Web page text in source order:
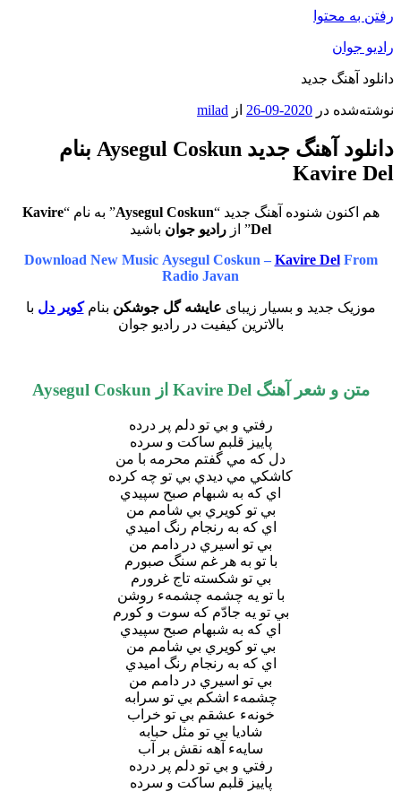
رفتن به محتوا
رادیو جوان
دانلود آهنگ جدید
نوشته‌شده در 2020-09-26 از milad
دانلود آهنگ جدید Aysegul Coskun بنام
Kavire Del
هم اکنون شنوده آهنگ جدید “Aysegul Coskun” به نام “Kavire
Del” از رادیو جوان باشید
Download New Music Aysegul Coskun – Kavire DelFrom
Radio Javan
موزیک جدید و بسیار زیبای عایشه گل جوشکن بنامکویر دل با
بالاترین کیفیت در رادیو جوان
متن و شعر آهنگ Kavire Del از Aysegul Coskun
رفتي و بي تو دلم پر درده
پاييز قلبم ساکت و سرده
دل که مي گفتم محرمه با من
کاشکي مي ديدي بي تو چه کرده
اي که به شبهام صبح سپيدي
بي تو کويري بي شامم من
اي که به رنجام رنگ اميدي
بي تو اسيري در دامم من
با تو به هر غم سنگ صبورم
بي تو شکسته تاج غرورم
با تو يه چشمه چشمهء روشن
بي تو يه جادّم که سوت و کورم
اي که به شبهام صبح سپيدي
بي تو کويري بي شامم من
اي که به رنجام رنگ اميدي
بي تو اسيري در دامم من
چشمهء اشکم بي تو سرابه
خونهء عشقم بي تو خراب
شاديا بي تو مثل حبابه
سايهء آهه نقش بر آب
رفتي و بي تو دلم پر درده
پاييز قلبم ساکت و سرده